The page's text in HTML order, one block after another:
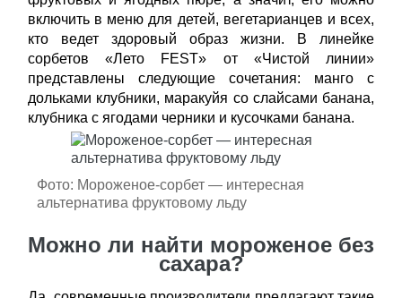
включить в меню для детей, вегетарианцев и всех,
кто ведет здоровый образ жизни. В линейке
сорбетов «Лето FEST» от «Чистой линии»
представлены следующие сочетания: манго с
дольками клубники, маракуйя со слайсами банана,
клубника с ягодами черники и кусочками банана.
Фото: Мороженое-сорбет ― интересная
альтернатива фруктовому льду
Можно ли найти мороженое без
сахара?